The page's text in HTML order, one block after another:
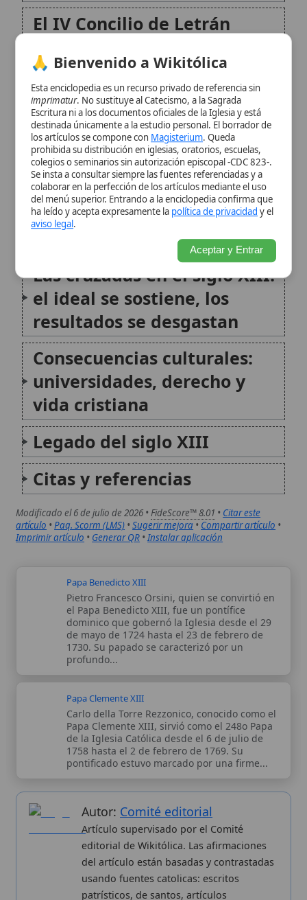
franciscanos y dominicos en
las ciudades
Herejía y justicia
eclesiástica: de la disciplina
a la Inquisición
Las cruzadas en el siglo XIII:
el ideal se sostiene, los
resultados se desgastan
Consecuencias culturales:
universidades, derecho y
Legado del siglo XIII
Citas y referencias
Modificado el 6 de julio de 2026 •FideScore™ 8.01•Citar este
artículo•Paq. Scorm (LMS) • Sugerir mejora•Compartir artículo•
Imprimir artículo•Generar QR• Instalar aplicación
Papa Benedicto XIII
el Papa Benedicto XIII, fue un pontífice
dominico que gobernó la Iglesia desde el 29
de mayo de 1724 hasta el 23 de febrero de
1730. Su papado se caracterizó por un
profundo...
Papa Clemente XIII
Carlo della Torre Rezzonico, conocido como el
pontificado estuvo marcado por una firme...
Autor: Comité editorial
Artículo supervisado por el Comité
editorial de Wikitólica. Las afirmaciones
patrísticos, de santos, artículos
teológicos, documentos históricos, actas
de concilios, encíclicas, fuentes
magisteriales y documentos oficiales de
la Iglesia.Proceso editorial →
Wikitólica © 2026. Enciclopedia del patrimonio doctrinal,
histórico y litúrgico de la Iglesia Católica. Parte de la red formativa
deCurso Católico ,Buscador CatólicoyCustodio Animae. Con
analíticas anónimas. LicenciaCC BY-SA(texto). Editado en
ISSN: 3101-7339
Carlo Acutis.
Sobre nosotros
Proceso editorial
Categorias
Más visitados
prohibida su distribución en iglesias, oratorios, escuelas,
colegios o seminarios sin autorización episcopal -CDC 823-.
colaborar en la perfección de los artículos mediante el uso
del menú superior. Entrando a la enciclopedia confirma que
aviso legal.
Aceptar y Entrar